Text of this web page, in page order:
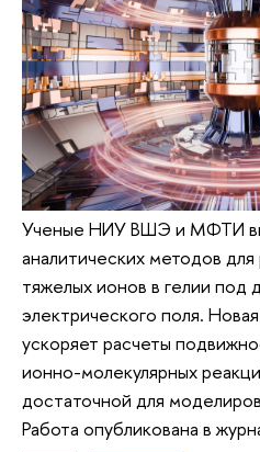
Ученые НИУ ВШЭ и МФТИ
аналитических методов
тяжелых ионов в гелии под
электрического поля.
ускоряет расчеты
ионно-молекулярных
достаточной для
Работа опубликована в